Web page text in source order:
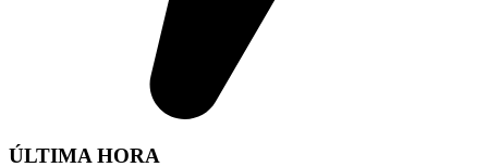
ÚLTIMA HORA